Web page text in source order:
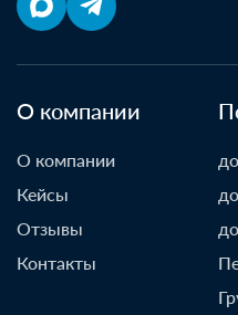
О компании
О компании
Кейсы
Отзывы
Контакты